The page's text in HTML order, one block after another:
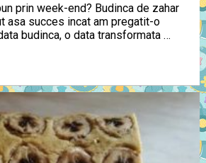
prin week-end? Budinca de zahar
asa succes incat am pregatit-o
budinca, o data transformata …